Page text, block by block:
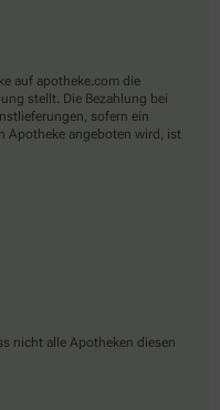
auf apotheke.com die
stellt. Die Bezahlung bei
sofern ein
Apotheke angeboten wird, ist
nicht alle Apotheken diesen